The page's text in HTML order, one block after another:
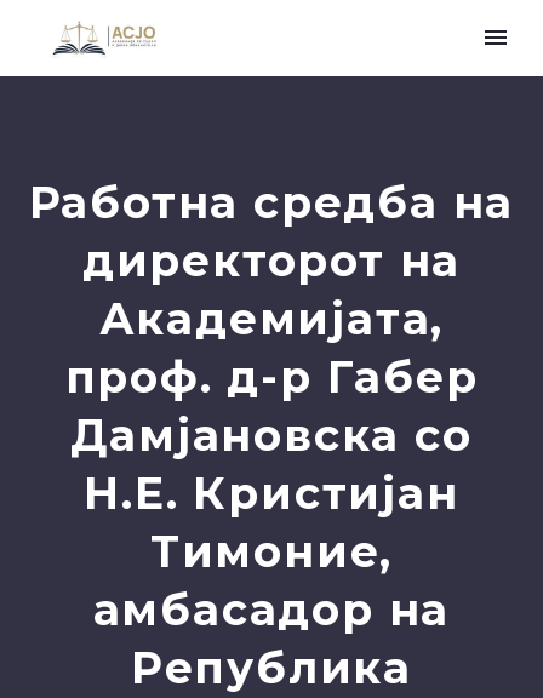
Работна средба нa
дирeкторот нa
Академијата,
проф. д-р Габер
Дамјановска со
Н.Е. Кристијан
Тимоние,
амбасадор на
Република